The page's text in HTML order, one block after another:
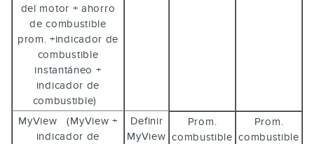
del motor + ahorro
de combustible
prom. +indicador de
combustible
instantáneo +
indicador de
combustible)
MyView (MyView +
indicador de
Definir
MyView
Prom.
combustible
Prom.
combustible